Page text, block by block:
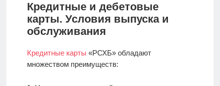
Кредитные и дебетовые
карты. Условия выпуска и
обслуживания
Кредитные карты «РСХБ» обладают
множеством преимуществ: